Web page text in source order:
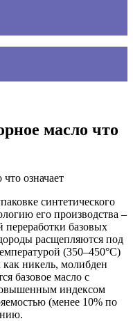
масло что
синтетического
его производства –
переработки базовых
расщепляются под
(350–450°C)
как никель, молибден
базовое масло с
индексом
(менее 10% по